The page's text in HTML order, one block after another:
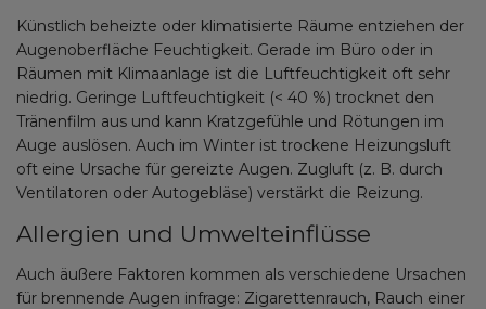
Künstlich beheizte oder klimatisierte Räume entziehen der
Augenoberfläche Feuchtigkeit. Gerade im Büro oder in
Räumen mit Klimaanlage ist die Luftfeuchtigkeit oft sehr
niedrig. Geringe Luftfeuchtigkeit (< 40 %) trocknet den
Tränenfilm aus und kann Kratzgefühle und Rötungen im
Auge auslösen. Auch im Winter ist trockene Heizungsluft
oft eine Ursache für gereizte Augen. Zugluft (z. B. durch
Ventilatoren oder Autogebläse) verstärkt die Reizung.
Allergien und Umwelteinflüsse
Auch äußere Faktoren kommen als verschiedene Ursachen
für brennende Augen infrage: Zigarettenrauch, Rauch einer